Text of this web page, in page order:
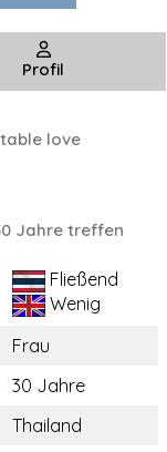
Profil
love
Jahre treffen
Fließend
Wenig
Frau
30 Jahre
Thailand